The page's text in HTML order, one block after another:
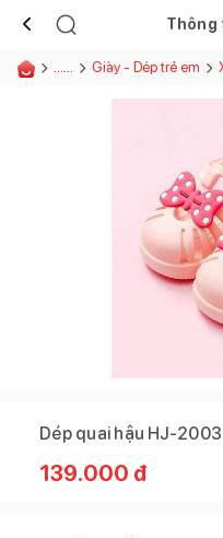
Thông
...... Giày - Dép trẻ em
Dép quai hậu HJ-
139.000 đ